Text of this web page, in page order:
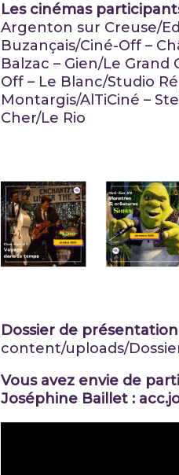
Les cinémas
Argenton sur Creuse/
Buzançais/Ciné-Off –
Balzac – Gien/Le Grand
Off – Le Blanc/Studio
Montargis/AlTiCiné –
Cher/Le Rio
Dossier de
content/uploads/
Vous avez envie de
Joséphine Baillet :